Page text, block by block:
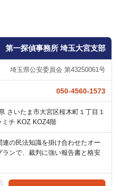
第一探偵事務所 埼玉大宮支部
埼玉県公安委員会 第43250061号
050-4560-1573
さいたま市大宮区桜木町１丁目１
ミチ KOZ KOZ4階
連の民法知識を掛け合わせたオー
ランで、裁判に強い報告書と格安